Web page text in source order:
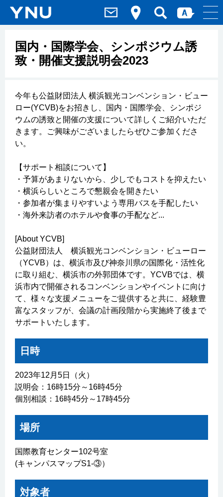
国内・国際学会、シンポジウム誘
致・開催支援説明会2023
今年も公益財団法人 横浜観光コンベンション・ビュー
ロー(YCVB)をお招きし、国内・国際学会、シンポジ
ウムの誘致と開催の支援について詳しくご紹介いただ
きます。ご興味がございましたらぜひご参加くださ
い。
【サポート相談について】
・予算があまりないから、少しでもコストを抑えたい
・横浜らしいところで懇親会を開きたい
・参加者が集まりやすいよう専用バスを手配したい
・海外来訪者のホテルや食事の手配など...
[About YCVB]
公益財団法人 横浜観光コンベンション・ビューロー
（YCVB）は、横浜市及び神奈川県の国際化・活性化
に取り組む、横浜市の外郭団体です。YCVBでは、横
浜市内で開催されるコンベンションやイベントに向け
て、様々な支援メニューをご提供すると共に、経験豊
富なスタッフが、会議の計画段階から実施終了後まで
サポートいたします。
日時
2023年12月5日（火）
説明会：16時15分～16時45分
個別相談：16時45分～17時45分
場所
国際教育センター102号室
(キャンパスマップS1-③）
対象者